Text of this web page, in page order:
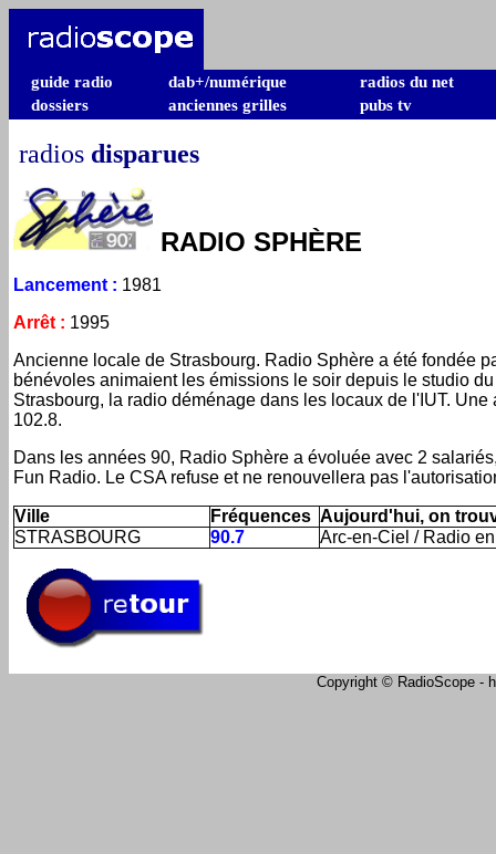
guide radio dab+/numérique
radios du net
dossiers
anciennes grilles pubs tv
radios disparues
RADIO SPHÈRE
Lancement : 1981
Arrêt : 1995
Ancienne locale de Strasbourg. Radio Sphère a été fondée
bénévoles animaient les émissions le soir depuis le studio
Strasbourg, la radio déménage dans les locaux de l'IUT.
102.8.
Dans les années 90, Radio Sphère a évoluée avec 2
Fun Radio. Le CSA refuse et ne renouvellera pas
Ville Fréquences Aujourd'hui, on
STRASBOURG
90.7 Arc-en-Ciel / Radio
Copyright © RadioScope -